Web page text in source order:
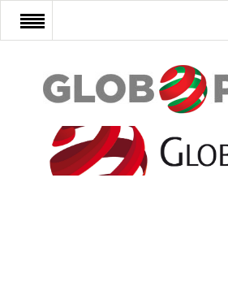
FŐOLDAL
AFRIKA